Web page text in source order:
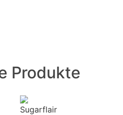
Produkte